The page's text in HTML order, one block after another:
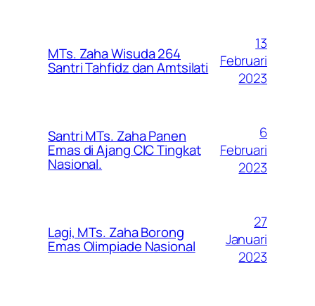
MTs. Zaha Wisuda 264
Santri Tahfidz dan Amtsilati
13
Februari
2023
Santri MTs. Zaha Panen
Emas di Ajang CIC Tingkat
Nasional.
6
Februari
2023
Lagi, MTs. Zaha Borong
Emas Olimpiade Nasional
27
Januari
2023